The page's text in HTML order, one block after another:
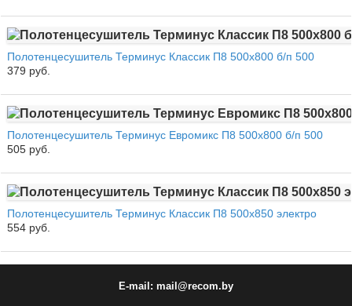
Полотенцесушитель Терминус Классик П8 500х800 б/п 500
379 руб.
Полотенцесушитель Терминус Евромикс П8 500х800 б/п 500
505 руб.
Полотенцесушитель Терминус Классик П8 500х850 электро
554 руб.
E-mail: mail@recom.by